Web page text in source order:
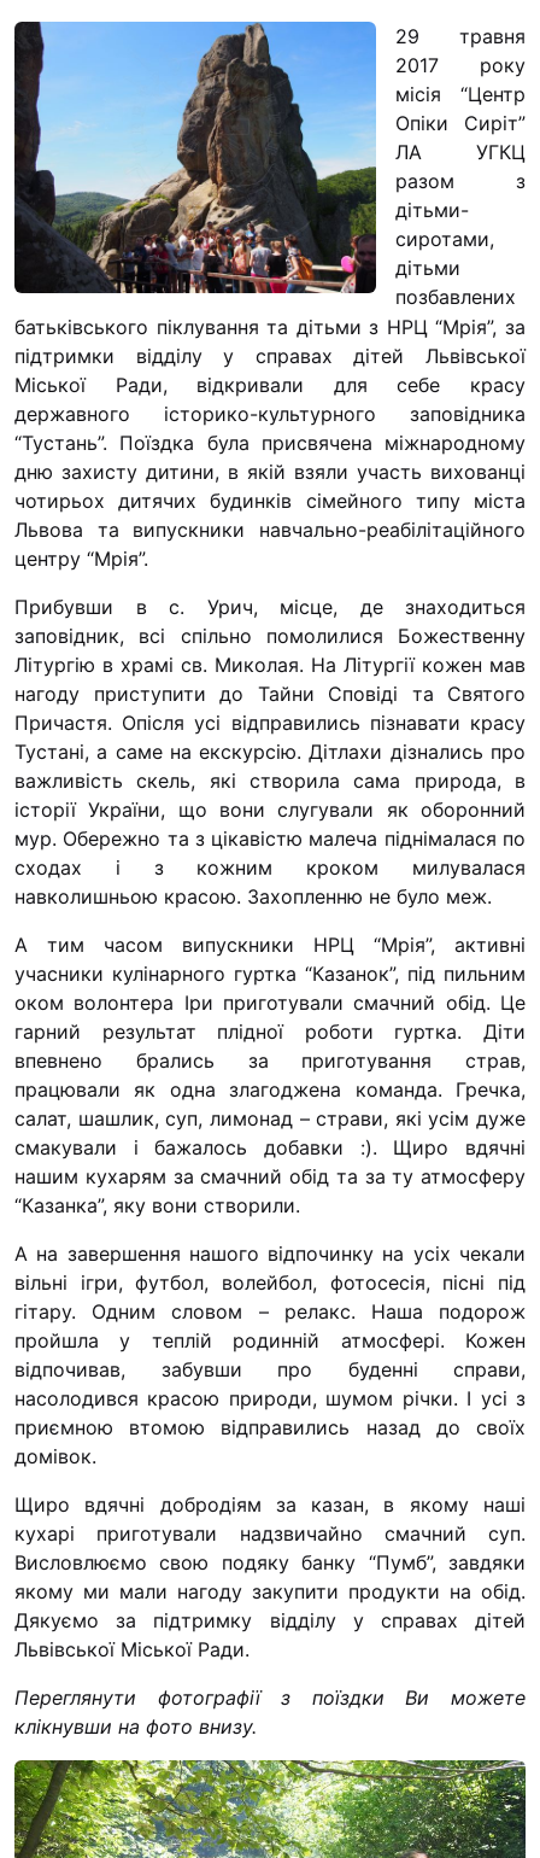
Чемпіонат з міні-
“КОПА”
Як допомогти
Ми помолимося
З рук в руки
Підтримати сім’ю
Юричко
“#Усинови_ТИ”
Законодавство
Освіта
Контакти
(096) 749 79 80
29 травня
2017 року
місія “Центр
Опіки Сиріт”
ЛА УГКЦ
разом з
дітьми-
сиротами,
дітьми
позбавлених
батьківського піклування та дітьми з НРЦ “Мрія”, за
підтримки відділу у справах дітей Львівської
Міської Ради, відкривали для себе красу
державного історико-культурного заповідника
“Тустань”. Поїздка була присвячена міжнародному
дню захисту дитини, в якій взяли участь вихованці
чотирьох дитячих будинків сімейного типу міста
Львова та випускники навчально-реабілітаційного
центру “Мрія”.
Прибувши в с. Урич, місце, де знаходиться
заповідник, всі спільно помолилися Божественну
Літургію в храмі св. Миколая. На Літургії кожен мав
нагоду приступити до Тайни Сповіді та Святого
Причастя. Опісля усі відправились пізнавати красу
Тустані, а саме на екскурсію. Дітлахи дізнались про
важливість скель, які створила сама природа, в
історії України, що вони слугували як оборонний
мур. Обережно та з цікавістю малеча піднімалася по
сходах і з кожним кроком милувалася
навколишньою красою. Захопленню не було меж.
А тим часом випускники НРЦ “Мрія”, активні
учасники кулінарного гуртка “Казанок”, під пильним
оком волонтера Іри приготували смачний обід. Це
гарний результат плідної роботи гуртка. Діти
впевнено брались за приготування страв,
працювали як одна злагоджена команда. Гречка,
салат, шашлик, суп, лимонад – страви, які усім дуже
смакували і бажалось добавки :). Щиро вдячні
нашим кухарям за смачний обід та за ту атмосферу
“Казанка”, яку вони створили.
А на завершення нашого відпочинку на усіх чекали
вільні ігри, футбол, волейбол, фотосесія, пісні під
гітару. Одним словом – релакс. Наша подорож
пройшла у теплій родинній атмосфері. Кожен
відпочивав, забувши про буденні справи,
насолодився красою природи, шумом річки. І усі з
приємною втомою відправились назад до своїх
домівок.
Щиро вдячні добродіям за казан, в якому наші
кухарі приготували надзвичайно смачний суп.
Висловлюємо свою подяку банку “Пумб”, завдяки
якому ми мали нагоду закупити продукти на обід.
Дякуємо за підтримку відділу у справах дітей
Львівської Міської Ради.
Переглянути фотографії з поїздки Ви можете
клікнувши на фото внизу.